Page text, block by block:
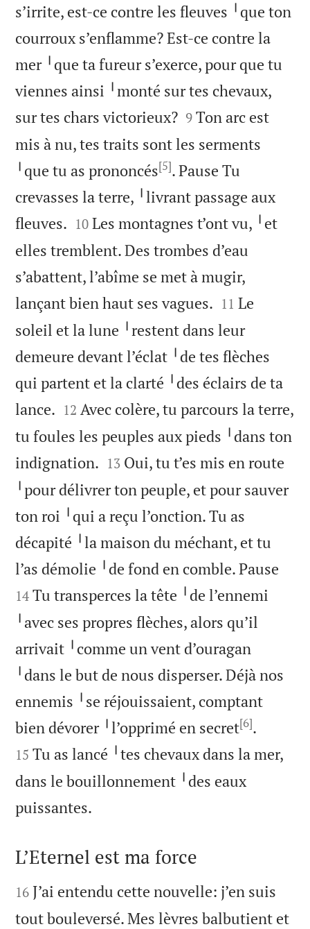
s’irrite, est-ce contre les fleuves ╵que ton
courroux s’enflamme? Est-ce contre la
mer ╵que ta fureur s’exerce, pour que tu
viennes ainsi ╵monté sur tes chevaux,
sur tes chars victorieux?
9 Ton arc est
mis à nu, tes traits sont les serments
╵que tu as prononcés[5]. Pause Tu
crevasses la terre, ╵livrant passage aux
fleuves. 

10 Les montagnes t’ont vu, ╵et
elles tremblent. Des trombes d’eau
s’abattent, l’abîme se met à mugir,
lançant bien haut ses vagues. 

11 Le
soleil et la lune ╵restent dans leur
demeure devant l’éclat ╵de tes flèches
qui partent et la clarté ╵des éclairs de ta
lance. 

12 Avec colère, tu parcours la terre,
tu foules les peuples aux pieds ╵dans ton
indignation. 

13 Oui, tu t’es mis en route
╵pour délivrer ton peuple, et pour sauver
ton roi ╵qui a reçu l’onction. Tu as
décapité ╵la maison du méchant, et tu
l’as démolie ╵de fond en comble. Pause
14 Tu transperces la tête ╵de l’ennemi
╵avec ses propres flèches, alors qu’il
arrivait ╵comme un vent d’ouragan
╵dans le but de nous disperser. Déjà nos
ennemis ╵se réjouissaient, comptant
bien dévorer ╵l’opprimé en secret[6].
15 Tu as lancé ╵tes chevaux dans la mer,
dans le bouillonnement ╵des eaux
puissantes.

L’Eternel est ma force

16 J’ai entendu cette nouvelle: j’en suis
tout bouleversé. Mes lèvres balbutient et